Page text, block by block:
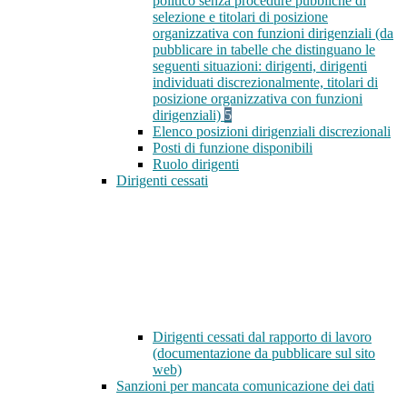
selezione e titolari di posizione
organizzativa con funzioni dirigenziali (da
pubblicare in tabelle che distinguano le
seguenti situazioni: dirigenti, dirigenti
individuati discrezionalmente, titolari di
posizione organizzativa con funzioni
dirigenziali) 5
Elenco posizioni dirigenziali discrezionali
Posti di funzione disponibili
Ruolo dirigenti
Dirigenti cessati
Dirigenti cessati dal rapporto di lavoro
(documentazione da pubblicare sul sito
web)
Sanzioni per mancata comunicazione dei dati